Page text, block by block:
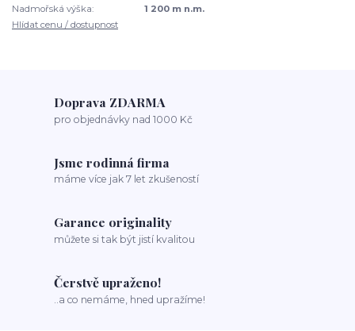
Nadmořská výška:
1 200 m n.m.
Hlídat cenu / dostupnost
Doprava ZDARMA
pro objednávky nad 1000 Kč
Jsme rodinná firma
máme více jak 7 let zkušeností
Garance originality
můžete si tak být jistí kvalitou
Čerstvě upraženo!
..a co nemáme, hned upražíme!